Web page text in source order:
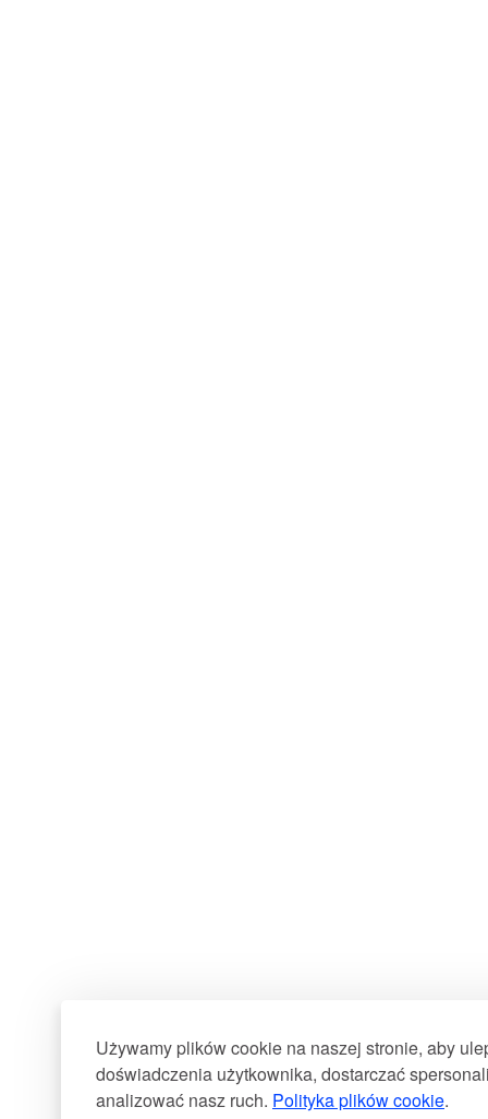
Używamy plików cookie na naszej stronie, aby
doświadczenia użytkownika, dostarczać
analizować nasz ruch. Polityka plików cookie.